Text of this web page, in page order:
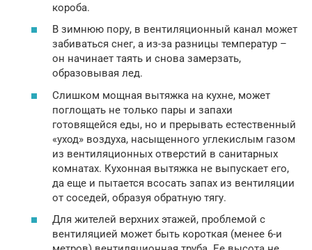
короба.
В зимнюю пору, в вентиляционный канал может
забиваться снег, а из-за разницы температур –
он начинает таять и снова замерзать,
образовывая лед.
Слишком мощная вытяжка на кухне, может
поглощать не только пары и запахи
готовящейся еды, но и прерывать естественный
«уход» воздуха, насыщенного углекислым газом
из вентиляционных отверстий в санитарных
комнатах. Кухонная вытяжка не выпускает его,
да еще и пытается всосать запах из вентиляции
от соседей, образуя обратную тягу.
Для жителей верхних этажей, проблемой с
вентиляцией может быть короткая (менее 6-и